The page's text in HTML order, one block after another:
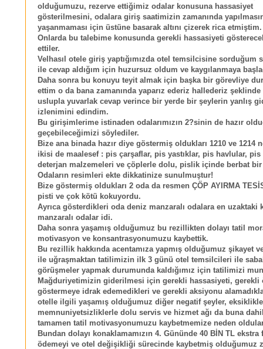
olduğumuzu, rezerve ettiğimiz odalar konusuna hassasiyet
gösterilmesini, odalara giriş saatimizin zamanında
yaşanmaması için üstüne basarak altını çizerek rica etmiştim.
Onlarda bu talebime konusunda gerekli hassasiyeti
ettiler.
Velhasıl otele giriş yaptığımızda otel temsilcisine sorduğum
ile cevap aldığım için huzursuz oldum ve kaygılanmaya
Daha sonra bu konuyu teyit almak için başka bir görevliye
ettim o da bana zamanında yaparız ederiz hallederiz şeklinde
uslupla yuvarlak cevap verince bir yerde bir şeylerin yanlış
izlenimini edindim.
Bu girişimlerime istinaden odalarımızın 2?sinin de hazır
geçebileceğimizi söylediler.
Bize ana binada hazır diye göstermiş oldukları 1210 ve 1214
ikisi de maalesef : pis çarşaflar, pis yastıklar, pis havlular, pis
deterjan malzemeleri ve çöplerle dolu, pislik içinde berbat
Odaların resimleri ekte dikkatinize sunulmuştur!
Bize göstermiş oldukları 2 oda da resmen ÇÖP AYIRMA
pisti ve çok kötü kokuyordu.
Ayrıca gösterdikleri oda deniz manzaralı odalara en uzaktaki
manzaralı odalar idi.
Daha sonra yaşamış olduğumuz bu rezillikten dolayı tatil
motivasyon ve konsantrasyonumuzu kaybettik.
Bu rezillik hakkında acentamıza yapmış olduğumuz şikayet
ile uğraşmaktan tatilimizin ilk 3 günü otel temsilcileri ile
görüşmeler yapmak durumunda kaldığımız için tatilimizi
Mağduriyetimizin giderilmesi için gerekli hassasiyeti, gerekli
göstermeye idrak edemedikleri ve gerekli aksiyonu
otelle ilgili yaşamış olduğumuz diğer negatif şeyler,
memnuniyetsizliklerle dolu servis ve hizmet ağı da buna
tamamen tatil motivasyonumuzu kaybetmemize neden
Bundan dolayı konaklamamızın 4. Gününde 40 BİN TL ekstra
ödemeyi ve otel değişikliği sürecinde kaybetmiş olduğumuz